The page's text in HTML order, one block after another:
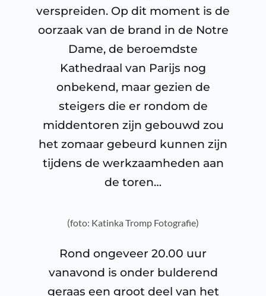
verspreiden. Op dit moment is de
oorzaak van de brand in de Notre
Dame, de beroemdste
Kathedraal van Parijs nog
onbekend, maar gezien de
steigers die er rondom de
middentoren zijn gebouwd zou
het zomaar gebeurd kunnen zijn
tijdens de werkzaamheden aan
de toren…
(foto: Katinka Tromp Fotografie)
Rond ongeveer 20.00 uur
vanavond is onder bulderend
geraas een groot deel van het